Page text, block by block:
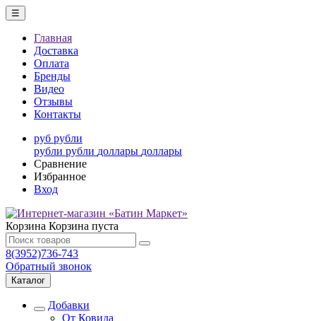
☰
Главная
Доставка
Оплата
Бренды
Видео
Отзывы
Контакты
руб рубли
рубли рубли доллары доллары
Сравнение
Избранное
Вход
Корзина Корзина пуста
8(3952)736-743
Обратный звонок
Каталог
Добавки
От Ковида